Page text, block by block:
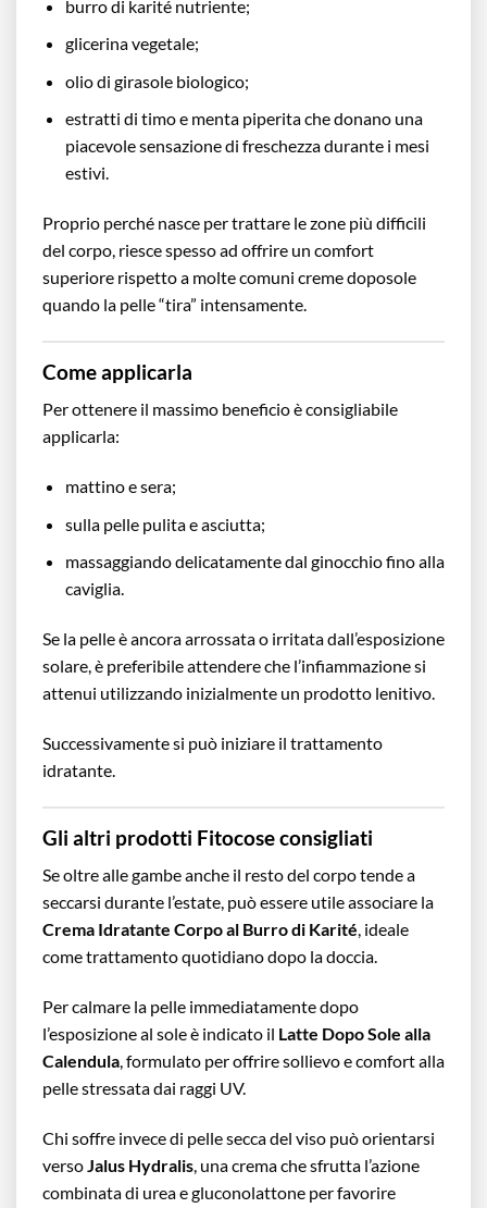
burro di karité nutriente;
glicerina vegetale;
olio di girasole biologico;
estratti di timo e menta piperita che donano una
piacevole sensazione di freschezza durante i mesi
estivi.
Proprio perché nasce per trattare le zone più difficili
del corpo, riesce spesso ad offrire un comfort
superiore rispetto a molte comuni creme doposole
quando la pelle “tira” intensamente.
Come applicarla
Per ottenere il massimo beneficio è consigliabile
applicarla:
mattino e sera;
sulla pelle pulita e asciutta;
massaggiando delicatamente dal ginocchio fino alla
caviglia.
Se la pelle è ancora arrossata o irritata dall’esposizione
solare, è preferibile attendere che l’infiammazione si
attenui utilizzando inizialmente un prodotto lenitivo.
Successivamente si può iniziare il trattamento
idratante.
Gli altri prodotti Fitocose consigliati
Se oltre alle gambe anche il resto del corpo tende a
seccarsi durante l’estate, può essere utile associare la
Crema Idratante Corpo al Burro di Karité, ideale
come trattamento quotidiano dopo la doccia.
Per calmare la pelle immediatamente dopo
l’esposizione al sole è indicato il Latte Dopo Sole alla
Calendula, formulato per offrire sollievo e comfort alla
pelle stressata dai raggi UV.
Chi soffre invece di pelle secca del viso può orientarsi
versoJalus Hydralis, una crema che sfrutta l’azione
combinata di urea e gluconolattone per favorire